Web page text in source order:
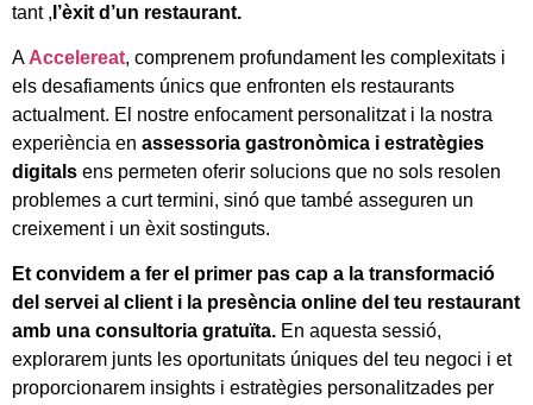
tant , l’èxit d’un restaurant.
A Accelereat, comprenem profundament les complexitats i
els desafiaments únics que enfronten els restaurants
actualment. El nostre enfocament personalitzat i la nostra
experiència en assessoria gastronòmica i estratègies
digitals ens permeten oferir solucions que no sols resolen
problemes a curt termini, sinó que també asseguren un
creixement i un èxit sostinguts.
Et convidem a fer el primer pas cap a la transformació
del servei al client i la presència online del teu restaurant
amb una consultoria gratuïta. En aquesta sessió,
explorarem junts les oportunitats úniques del teu negoci i et
proporcionarem insights i estratègies personalitzades per